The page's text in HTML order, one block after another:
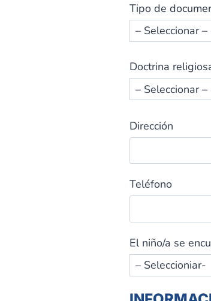
Tipo de
Doctrina
Dirección
Teléfono
El niño/a se